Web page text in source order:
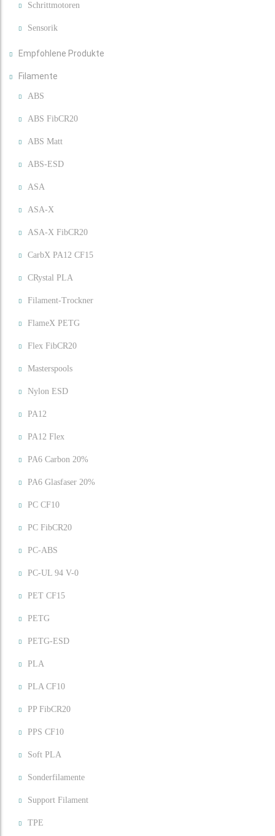
Schrittmotoren
Sensorik
Empfohlene Produkte
Filamente
ABS
ABS FibCR20
ABS Matt
ABS-ESD
ASA
ASA-X
ASA-X FibCR20
CarbX PA12 CF15
CRystal PLA
Filament-Trockner
FlameX PETG
Flex FibCR20
Masterspools
Nylon ESD
PA12
PA12 Flex
PA6 Carbon 20%
PA6 Glasfaser 20%
PC CF10
PC FibCR20
PC-ABS
PC-UL 94 V-0
PET CF15
PETG
PETG-ESD
PLA
PLA CF10
PP FibCR20
PPS CF10
Soft PLA
Sonderfilamente
Support Filament
TPE